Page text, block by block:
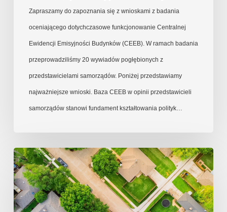
Zapraszamy do zapoznania się z wnioskami z badania
oceniającego dotychczasowe funkcjonowanie Centralnej
Ewidencji Emisyjności Budynków (CEEB). W ramach badania
przeprowadziliśmy 20 wywiadów pogłębionych z
przedstawicielami samorządów. Poniżej przedstawiamy
najważniejsze wnioski. Baza CEEB w opinii przedstawicieli
samorządów stanowi fundament kształtowania polityk…
Uwagi
Instytutu
Ekonomii
Środowiska